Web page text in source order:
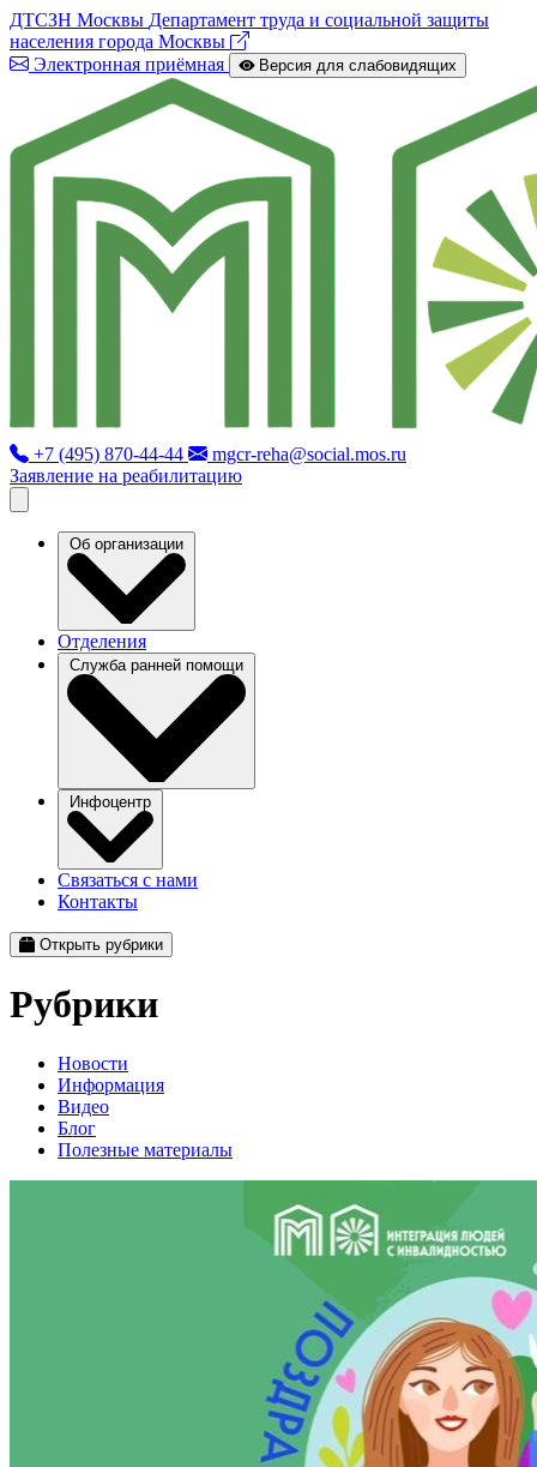
ДТСЗН Москвы Департамент труда и социальной защиты
населения города Москвы
Электронная приёмная
Версия для слабовидящих
+7 (495) 870-44-44
mgcr-reha@social.mos.ru
Заявление на реабилитацию
Об организации
Отделения
Служба ранней помощи
Инфоцентр
Связаться с нами
Контакты
Открыть рубрики
Рубрики
Новости
Информация
Видео
Блог
Полезные материалы